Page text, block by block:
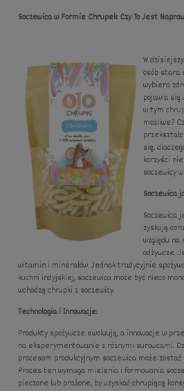
Soczewica w Formie Chrupek: Czy To Jest
W
osób stara
wybiera
pojawia się
w tym
możliwe?
się,
korzyści
soczewicy
Soczewica
Soczewica
zyskują
względu na
odżywcze.
witamin i minerałów. Jednak tradycyjnie
kuchni indyjskiej, soczewica może być nieco
wchodzą chrupki z soczewicy.
Technologia i Innowacje:
Produkty spożywcze ewoluują, a innowacje w
na eksperymentowanie z różnymi surowcami.
procesom produkcyjnym soczewica może
Proces ten wymaga mielenia i formowania
pieczone lub prażone, by uzyskać chrupiącą